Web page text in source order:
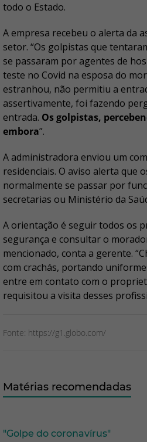
todo o Estado.
A empresa recebeu o alerta da
setor. “Os golpistas que
se passaram por agentes de
teste no Covid na esposa do
estranhou, não permitiu a
assertivamente, foi fazendo
entrada. Os golpistas,
embora”.
A administradora enviou um
residenciais. O aviso alerta que
normalmente se passar por
secretarias ou Ministério da
A orientação é seguir todos os
segurança e consultar o
mencionado, conta a gerente.
com crachás, portando
entre em contato com o
requisitou a visita desses
Fonte: https://g1.globo.com/
Matérias recomendadas
"Golpe do coronavírus"